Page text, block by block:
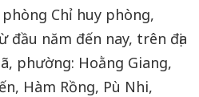
Chỉ huy phòng,
năm đến nay, trên địa
phường: Hoằng Giang,
Hàm Rồng, Pù Nhi,